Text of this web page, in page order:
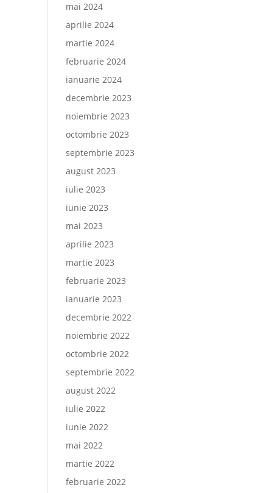
mai 2024
aprilie 2024
martie 2024
februarie 2024
ianuarie 2024
decembrie 2023
noiembrie 2023
octombrie 2023
septembrie 2023
august 2023
iulie 2023
iunie 2023
mai 2023
aprilie 2023
martie 2023
februarie 2023
ianuarie 2023
decembrie 2022
noiembrie 2022
octombrie 2022
septembrie 2022
august 2022
iulie 2022
iunie 2022
mai 2022
martie 2022
februarie 2022